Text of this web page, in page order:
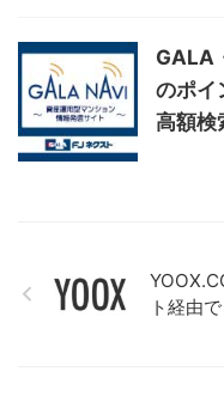
でに他社で紹介された物
を見せながら「この条件
か」といった点を丁寧に
なかった注意点や、将来
に教えてもらえたので、
レンドリーで話しやすく
す。
GALA
のポイ
高額検
ト経由